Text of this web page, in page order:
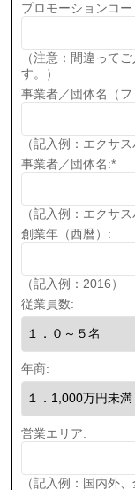
プロモーションコ
（注意：間違って
す。）
事業者／団体名（
（記入例：エクサ
事業者／団体名:*
（記入例：エクサ
創業年（西暦）:
（記入例：2016）
従業員数:
年商:
営業エリア:
（記入例：国内外、